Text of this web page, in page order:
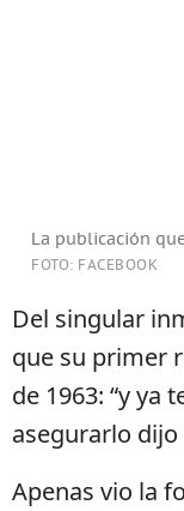
La publicación
FOTO: FACEBOOK
Del singular
que su primer
de 1963: “y ya
asegurarlo
Apenas vio la